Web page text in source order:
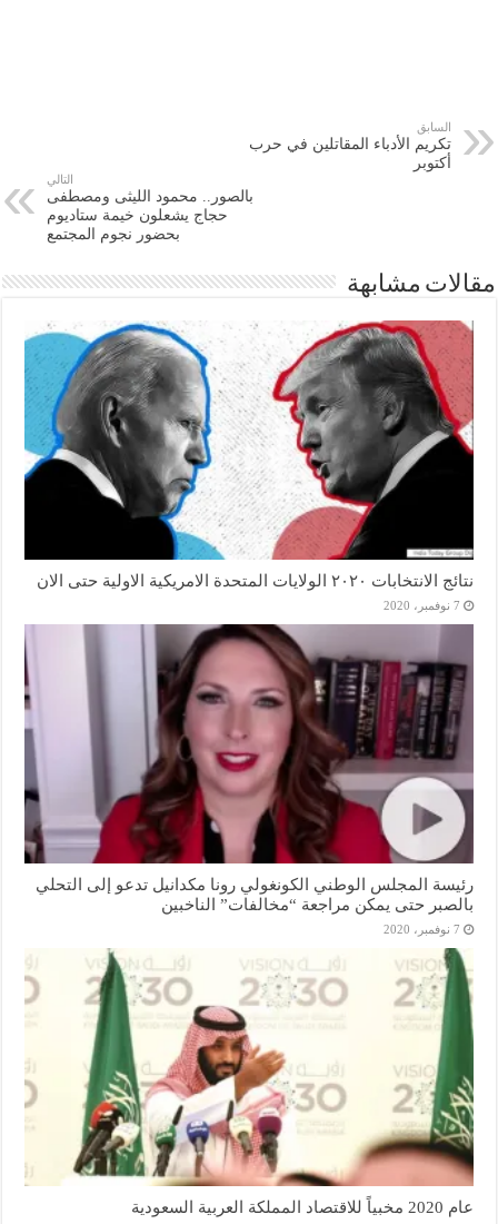
السابق
تكريم الأدباء المقاتلين في حرب
أكتوبر
التالي
بالصور.. محمود الليثى ومصطفى
حجاج يشعلون خيمة ستاديوم
بحضور نجوم المجتمع
مقالات مشابهة
نتائج الانتخابات ٢٠٢٠ الولايات المتحدة الامريكية الاولية حتى الان
7 نوفمبر، 2020
رئيسة المجلس الوطني الكونغولي رونا مكدانيل تدعو إلى التحلي
بالصبر حتى يمكن مراجعة “مخالفات” الناخبين
7 نوفمبر، 2020
عام 2020 مخبياً للاقتصاد المملكة العربية السعودية